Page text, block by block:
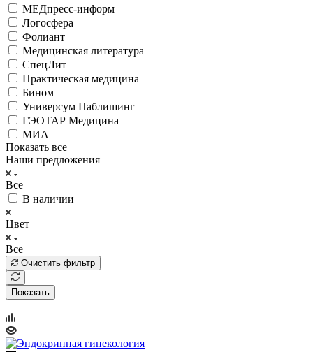
МЕДпресс-информ
Логосфера
Фолиант
Медицинская литература
СпецЛит
Практическая медицина
Бином
Универсум Паблишинг
ГЭОТАР Медицина
МИА
Показать все
Наши предложения
Все
В наличии
Цвет
Все
Очистить фильтр
Показать